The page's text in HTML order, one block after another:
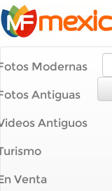
Modernas
Antiguas
Antiguos
Venta